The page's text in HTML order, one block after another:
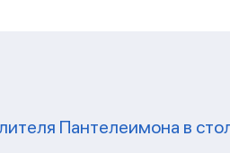
Пантелеимона в